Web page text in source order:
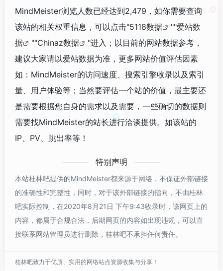
MindMeister浏览人数已经达到2,479，如你需要查询
该站的相关权重信息，可以点击"5118数据 ""爱站数
据
""Chinaz数据
"进入；以目前的网站数据参考，
建议大家请以爱站数据为准，更多网站价值评估因素
如：MindMeister的访问速度、搜索引擎收录以及索引
量、用户体验等；当然要评估一个站的价值，最主要还
是需要根据您自身的需求以及需要，一些确切的数据则
需要找MindMeister的站长进行洽谈提供。如该站的
IP、PV、跳出率等！
特别声明
本站桂林吧提供的MindMeister都来源于网络，不保证外部链接
的准确性和完整性，同时，对于该外部链接的指向，不由桂林
吧实际控制，在2020年8月21日 下午9:43收录时，该网页上的
内容，都属于合规合法，后期网页的内容如出现违规，可以直
接联系网站管理员进行删除，桂林吧不承担任何责任。
桂林吧致力于优质、实用的网络站点资源收集与分享！